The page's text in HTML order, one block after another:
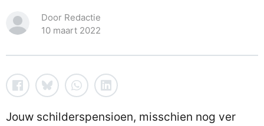
Door Redactie
10 maart 2022
Jouw schilderspensioen, misschien nog ver